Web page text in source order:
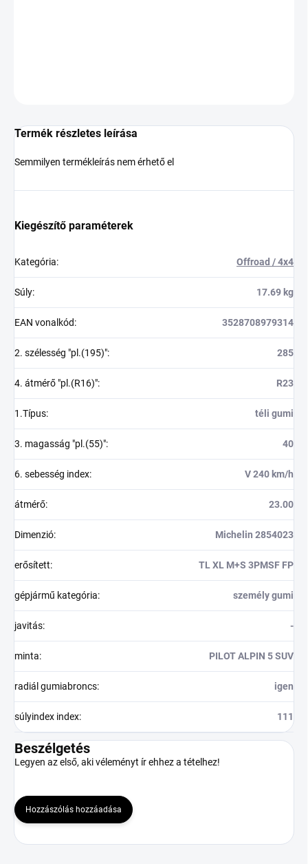
Termék részletes leírása
Semmilyen termékleírás nem érhető el
Kiegészítő paraméterek
Kategória: Offroad / 4x4
Súly: 17.69 kg
EAN vonalkód: 3528708979314
2. szélesség "pl.(195)": 285
4. átmérő "pl.(R16)": R23
1.Típus: téli gumi
3. magasság "pl.(55)": 40
6. sebesség index: V 240 km/h
átmérő: 23.00
Dimenzió: Michelin 2854023
erősített: TL XL M+S 3PMSF FP
gépjármű kategória: személy gumi
javitás: -
minta: PILOT ALPIN 5 SUV
radiál gumiabroncs: igen
súlyindex index: 111
Beszélgetés
Legyen az első, aki véleményt ír ehhez a tételhez!
Hozzászólás hozzáadása